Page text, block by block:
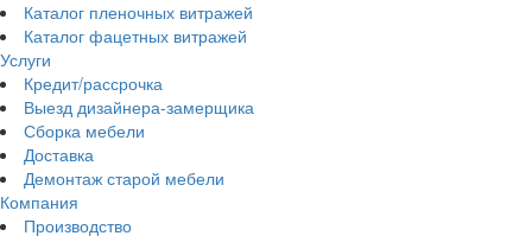
Каталог пленочных витражей
Каталог фацетных витражей
Услуги
Кредит/рассрочка
Выезд дизайнера-замерщика
Сборка мебели
Доставка
Демонтаж старой мебели
Компания
Производство